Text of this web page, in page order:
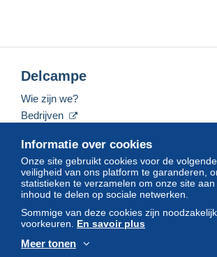
Informatie over cookies
Onze site gebruikt cookies voor de
veiligheid van ons platform te garanderen,
statistieken te verzamelen om onze site
inhoud te delen op sociale netwerken.
Sommige van deze cookies zijn
voorkeuren. En savoir plus
Meer tonen
Delcampe
Wie zijn we?
Bedrijven
Neem contact met ons op
© Delcampe International srl. Alle rechten